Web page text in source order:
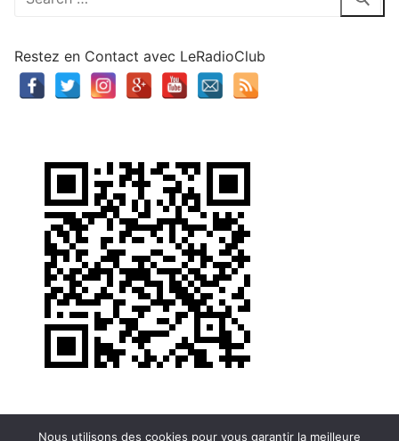
Restez en Contact avec LeRadioClub
Nous utilisons des cookies pour vous garantir la meilleure